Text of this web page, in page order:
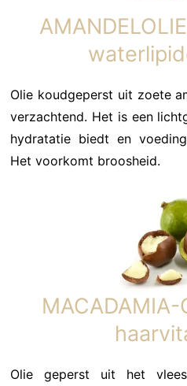
Olie koudgeperst uit zoete
verzachtend. Het is een
hydratatie biedt en
Het voorkomt broosheid.
Olie geperst uit het